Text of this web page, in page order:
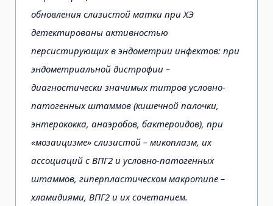
обновления слизистой матки при ХЭ
детектированы активностью
персистирующих в эндометрии инфектов: при
эндометриальной дистрофии –
диагностически значимых титров условно-
патогенных штаммов (кишечной палочки,
энтерококка, анаэробов, бактероидов), при
«мозаицизме» слизистой – микоплазм, их
ассоциаций с ВПГ2 и условно-патогенных
штаммов, гиперпластическом макротипе –
хламидиями, ВПГ2 и их сочетанием.